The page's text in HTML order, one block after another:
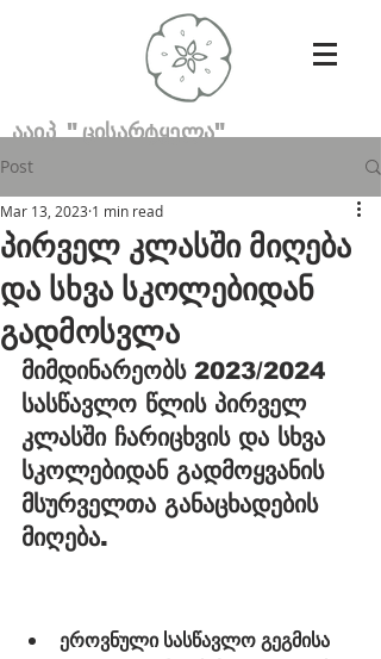
ააიპ "ცისარტყელა"
Post
პირველ კლასში მიღება
და სხვა სკოლებიდან
გადმოსვლა
Mar 13, 2023 1 min read
მიმდინარეობს 2023/2024
სასწავლო წლის პირველ
კლასში ჩარიცხვის და სხვა
სკოლებიდან გადმოყვანის
მსურველთა განაცხადების
მიღება.
ეროვნული სასწავლო გეგმისა